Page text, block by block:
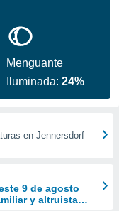
Menguante
Iluminada:24%
en Jennersdorf
9 de agosto
y altruista